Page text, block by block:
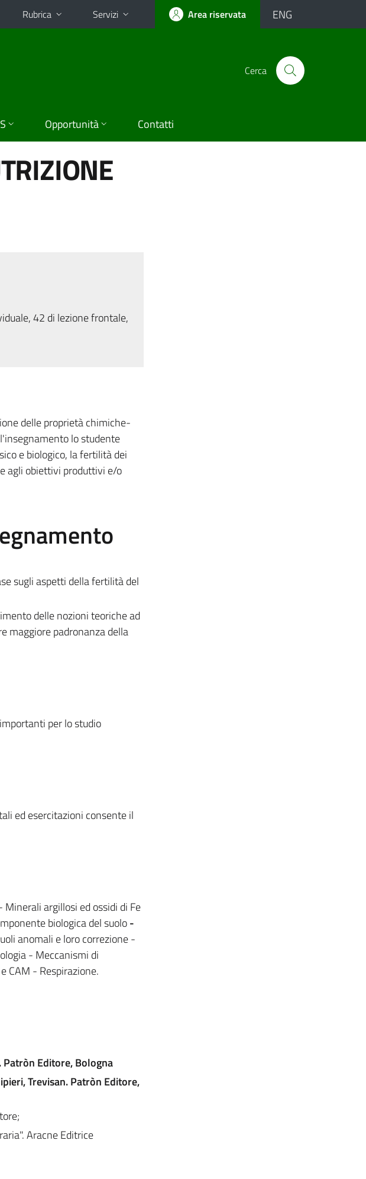
Rubrica Servizi Area riservata ENG
Cerca
Opportunità Contatti
42 di lezione frontale,
delle proprietà chimiche-
lo studente
e biologico, la fertilità dei
agli obiettivi produttivi e/o
sugli aspetti della fertilità del
delle nozioni teoriche ad
maggiore padronanza della
per lo studio
ed esercitazioni consente il
argillosi ed ossidi di Fe
biologica del suolo-
anomali e loro correzione -
- Meccanismi di
CAM - Respirazione.
Patròn Editore, Bologna
Trevisan. Patròn Editore,
Aracne Editrice